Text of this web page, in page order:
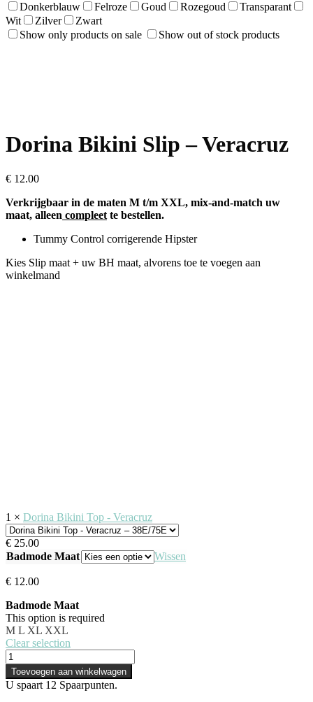
Donkerblauw
Felroze Goud Rozegoud
Transparant
Wit
Zilver
Zwart
Show only products on sale
Show out of stock products
Dorina Bikini Slip – Veracruz
€ 12.00
Verkrijgbaar in de maten M t/m XXL, mix-and-match uw
maat, alleen compleet te bestellen.
Tummy Control corrigerende Hipster
Kies Slip maat + uw BH maat, alvorens toe te voegen aan
winkelmand
1 × Dorina Bikini Top - Veracruz
€ 25.00
Badmode Maat
Wissen
€ 12.00
Badmode Maat
This option is required
M L XL XXL
Clear selection
Toevoegen aan winkelwagen
U spaart 12 Spaarpunten.